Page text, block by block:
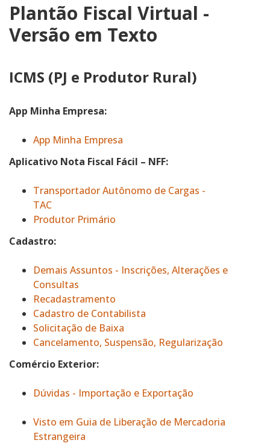
Plantão Fiscal Virtual -
Versão em Texto
ICMS (PJ e Produtor Rural)
App Minha Empresa:
App Minha Empresa
Aplicativo Nota Fiscal Fácil – NFF:
Transportador Autônomo de Cargas -
TAC
Produtor Primário
Cadastro:
Demais Assuntos - Inscrições, Alterações e
Consultas
Recadastramento
Cadastro de Contabilista
Solicitação de Baixa
Cancelamento, Suspensão, Regularização
Comércio Exterior:
Dúvidas - Importação e Exportação
Visto em Guia de Liberação de Mercadoria
Estrangeira